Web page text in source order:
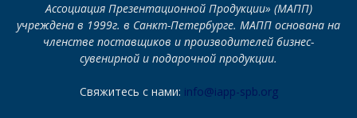
Ассоциация Презентационной Продукции» (МАПП)
учреждена в 1999г. в Санкт-Петербурге. МАПП основана на
членстве поставщиков и производителей бизнес-
сувенирной и подарочной продукции.
Свяжитесь с нами: info@iapp-spb.org